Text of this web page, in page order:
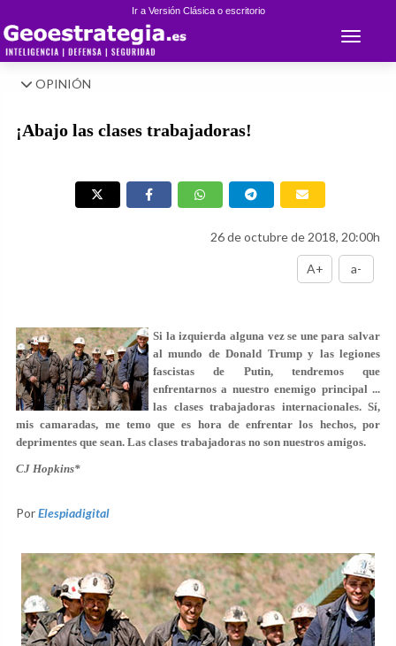
Ir a Versión Clásica o escritorio
Toggle
OPINIÓN
¡Abajo las clases trabajadoras!
26 de octubre de 2018, 20:00h
A+ a-
Si la izquierda alguna vez se une para salvar
al mundo de Donald Trump y las legiones
fascistas de Putin, tendremos que
enfrentarnos a nuestro enemigo principal ...
las clases trabajadoras internacionales. Sí,
mis camaradas, me temo que es hora de enfrentar los hechos, por
deprimentes que sean. Las clases trabajadoras no son nuestros amigos.
CJ Hopkins*
PorElespiadigital